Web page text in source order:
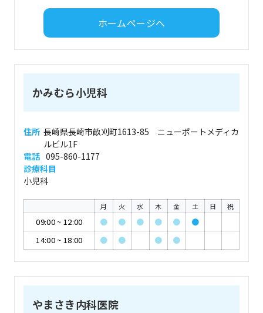
ホームページへ
かみむら小児科
住所 長崎県長崎市畝刈町1613-85 ニューポートメディカ
ルビル1F
電話 095-860-1177
診療科目
小児科
月 火 水 木 金 土 日 祝
09:00~ 12:00 ● ● ● ● ●
●
14:00~ 18:00 ● ● ● ●
やまさき内科医院